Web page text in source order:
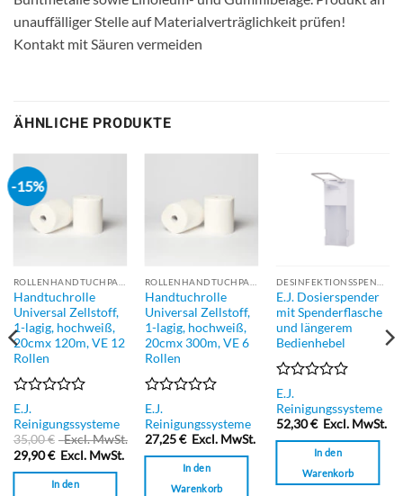
unauffälliger Stelle auf Materialverträglichkeit prüfen!
Kontakt mit Säuren vermeiden
ÄHNLICHE PRODUKTE
-15%
Handtuchrolle
Universal Zellstoff,
1-lagig, hochweiß,
20cmx 120m, VE 12
Rollen
Bewertet
mit
0
von
5
E.J.
Reinigungssysteme
35,00€
Excl. MwSt.
29,90€ Excl. MwSt.
In den
Handtuchrolle
Universal Zellstoff,
1-lagig, hochweiß,
20cmx 300m, VE 6
Rollen
Bewertet
mit
0
von
E.J.
Reinigungssysteme
27,25€ Excl. MwSt.
In den
Warenkorb
E.J. Dosierspender
mit Spenderflasche
und längerem
Bedienhebel
Bewertet
mit
0
von
E.J.
Reinigungssysteme
52,30€ Excl. MwSt.
In den
Warenkorb